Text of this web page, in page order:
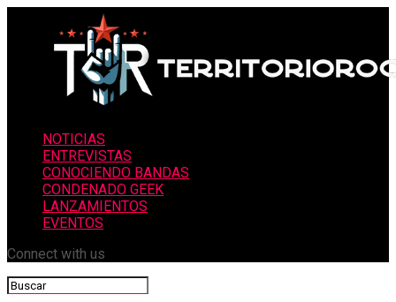
NOTICIAS
ENTREVISTAS
CONOCIENDO BANDAS
CONDENADO GEEK
LANZAMIENTOS
EVENTOS
Connect with us